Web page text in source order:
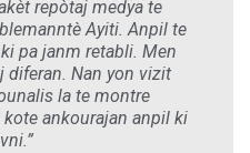
repòtaj medya te
Ayiti. Anpil te
pa janm retabli. Men
diferan. Nan yon vizit
la te montre
kote ankourajan anpil ki